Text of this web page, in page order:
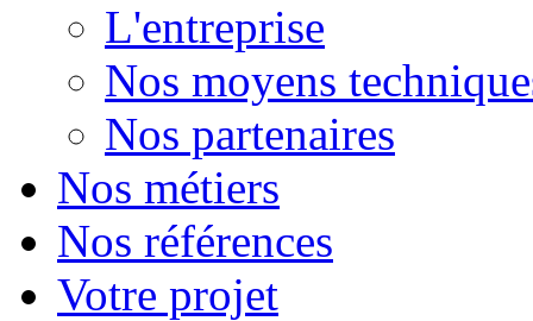
L'entreprise
Nos moyens
Nos partenaires
Nos métiers
Nos références
Votre projet